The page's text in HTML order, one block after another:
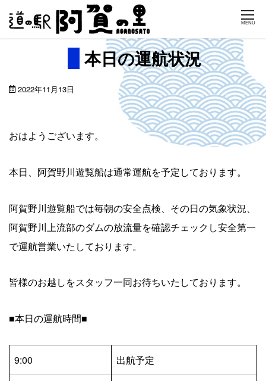
Skip
MENU
本日の運航状況
2022年11月13日
おはようございます。
本日、阿賀野川遊覧船は通常運航を予定しております。
阿賀野川遊覧船では毎朝の安全点検、その日の気象状況、
阿賀野川上流部のダムの放流量を確認チェックし安全第一
で運航営業いたしております。
皆様のお越しをスタッフ一同お待ちいたしております。
■本日の運航時間■
9:00 出航予定